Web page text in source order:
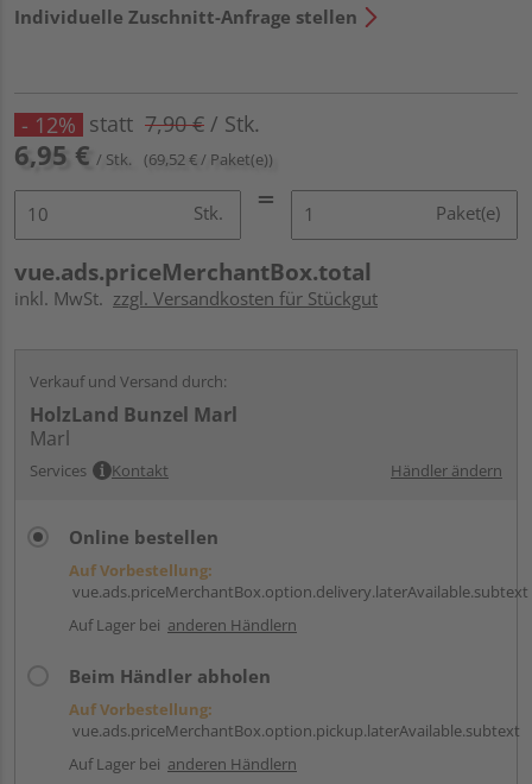
Individuelle Zuschnitt-Anfrage stellen
- 12% statt 7,90 € / Stk.
6,95 € / Stk. (69,52 € / Paket(e))
Stk. Paket(e)
vue.ads.priceMerchantBox.total
inkl. MwSt. zzgl. Versandkosten für Stückgut
Verkauf und Versand durch:
HolzLand Bunzel Marl
Marl
Services Kontakt Händler ändern
Online bestellen
Auf Vorbestellung:
vue.ads.priceMerchantBox.option.delivery.laterAvailable.subtext
Auf Lager bei anderen Händlern
Beim Händler abholen
Auf Vorbestellung:
vue.ads.priceMerchantBox.option.pickup.laterAvailable.subtext
Auf Lager bei anderen Händlern